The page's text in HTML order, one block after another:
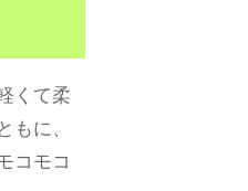
くて柔
に、
コモコ